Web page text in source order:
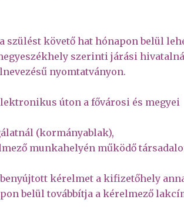
szülést követő hat hónapon belül
szerinti járási
nyomtatványon.
úton a fővárosi és megyei
(kormányablak),
munkahelyén működő
kérelmet a kifizetőhely
belül továbbítja a kérelmező